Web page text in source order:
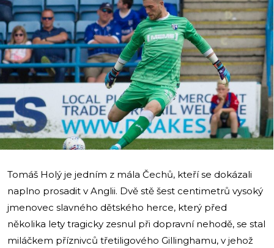
Tomáš Holý je jedním z mála Čechů, kteří se dokázali
naplno prosadit v Anglii. Dvě stě šest centimetrů vysoký
jmenovec slavného dětského herce, který před
několika lety tragicky zesnul při dopravní nehodě, se stal
miláčkem příznivců třetiligového Gillinghamu, v jehož